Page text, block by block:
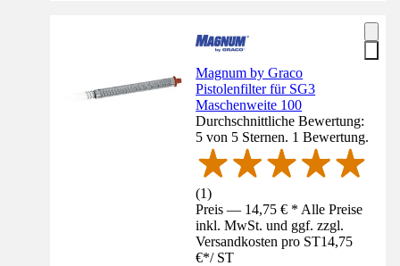
Magnum by Graco
Pistolenfilter für SG3
Maschenweite 100
Durchschnittliche Bewertung:
5 von 5 Sternen. 1 Bewertung.
(1)
Preis — 14,75 € * Alle Preise
inkl. MwSt. und ggf. zzgl.
Versandkosten pro ST14,75
€*/ ST